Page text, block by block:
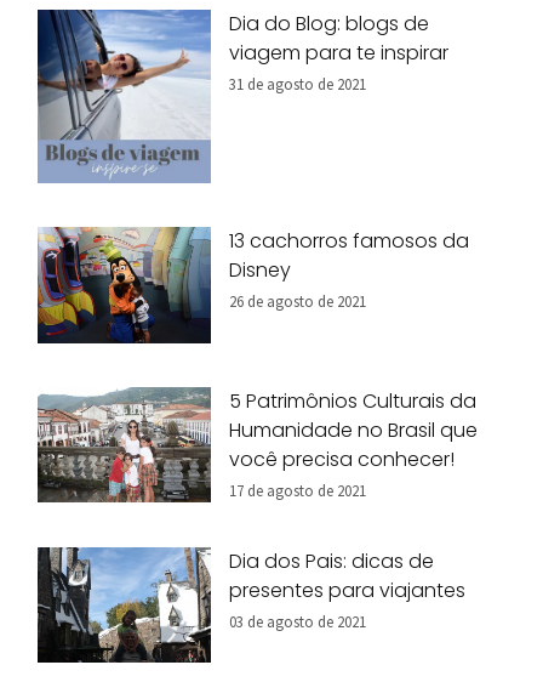
Dia do Blog: blogs de
viagem para te inspirar
31 de agosto de 2021
13 cachorros famosos da
Disney
26 de agosto de 2021
5 Patrimônios Culturais da
Humanidade no Brasil que
você precisa conhecer!
17 de agosto de 2021
Dia dos Pais: dicas de
presentes para viajantes
03 de agosto de 2021